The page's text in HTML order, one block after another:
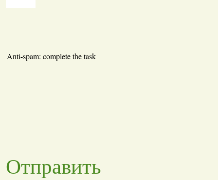
Anti-spam: complete the task
Отправить